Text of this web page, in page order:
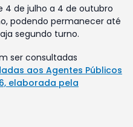
4 de julho a 4 de outubro
podendo permanecer até
segundo turno.
ser consultadas
aos Agentes Públicos
elaborada pela